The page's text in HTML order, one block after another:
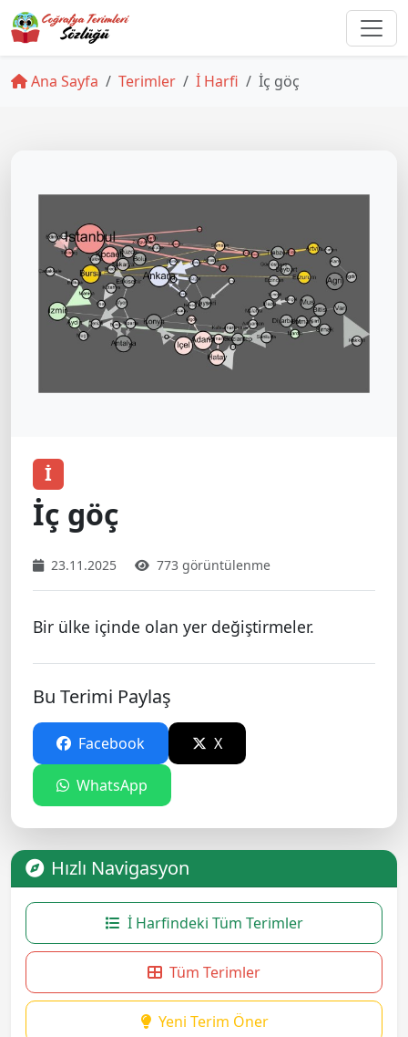
Ana Sayfa Terimler İ Harfi İç göç
İ
İç göç
23.11.2025 773 görüntülenme
Bir ülke içinde olan yer değiştirmeler.
Bu Terimi Paylaş
Facebook X
WhatsApp
Hızlı Navigasyon
İ Harfindeki Tüm Terimler
Tüm Terimler
Yeni Terim Öner